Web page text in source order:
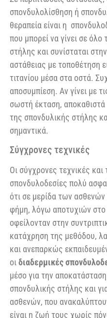
σπονδυλολίσθηση ή
θεραπεία είναι η
που μπορεί να γίνει σε
στήλης και συνίσταται
αστάθειας με τοποθέτηση
τιτανίου μέσα στα οστά.
αποσυμπίεση. Αν γίνει με
σωστή έκταση,
της σπονδυλικής στήλης
σημαντικά.
Σύγχρονες τεχνικές
Οι σύγχρονες τεχνικές και
σπονδυλοδεσίες πολύ
ότι σε μερίδα των
φήμη, λόγω αποτυχιών
οφείλονταν στην
κατάχρηση της μεθόδου,
και ανεπαρκώς
οιδιαδερμικές
μέσο για την
σπονδυλικής στήλης και
ασθενών, που
είναι η ζωή τους χωρίς